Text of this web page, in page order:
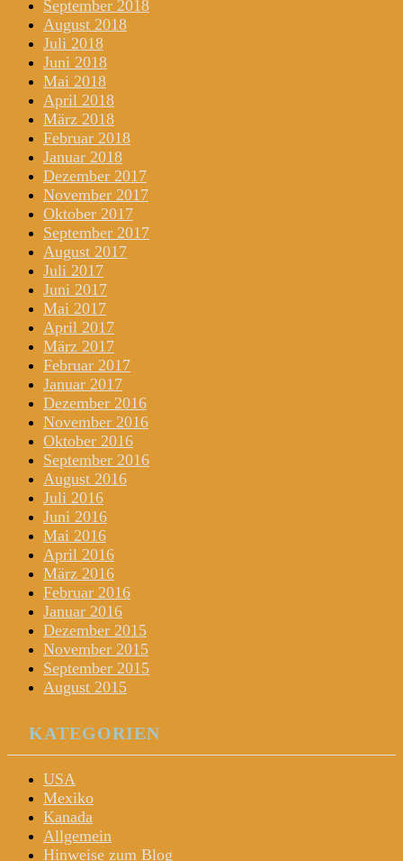
September 2018
August 2018
Juli 2018
Juni 2018
Mai 2018
April 2018
März 2018
Februar 2018
Januar 2018
Dezember 2017
November 2017
Oktober 2017
September 2017
August 2017
Juli 2017
Juni 2017
Mai 2017
April 2017
März 2017
Februar 2017
Januar 2017
Dezember 2016
November 2016
Oktober 2016
September 2016
August 2016
Juli 2016
Juni 2016
Mai 2016
April 2016
März 2016
Februar 2016
Januar 2016
Dezember 2015
November 2015
September 2015
August 2015
KATEGORIEN
USA
Mexiko
Kanada
Allgemein
Hinweise zum Blog